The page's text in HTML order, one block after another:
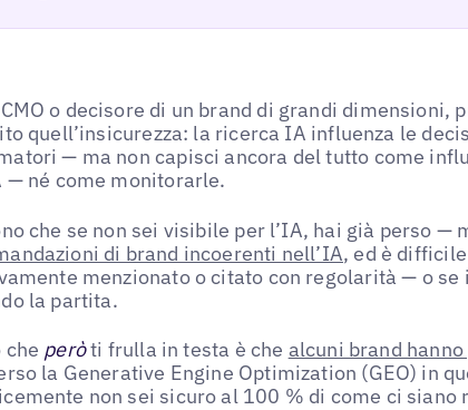
o decisore di un brand di grandi dimensioni,
quell’insicurezza: la ricerca IA influenza le
— ma non capisci ancora del tutto come
— né come monitorarle.
che se non sei visibile per l’IA, hai già perso —
di brand incoerenti nell’IA, ed è
menzionato o citato con regolarità — o
la partita.
che peròti frulla in testa è che alcuni brand
la Generative Engine Optimization (GEO) in
non sei sicuro al 100 % di come ci siano